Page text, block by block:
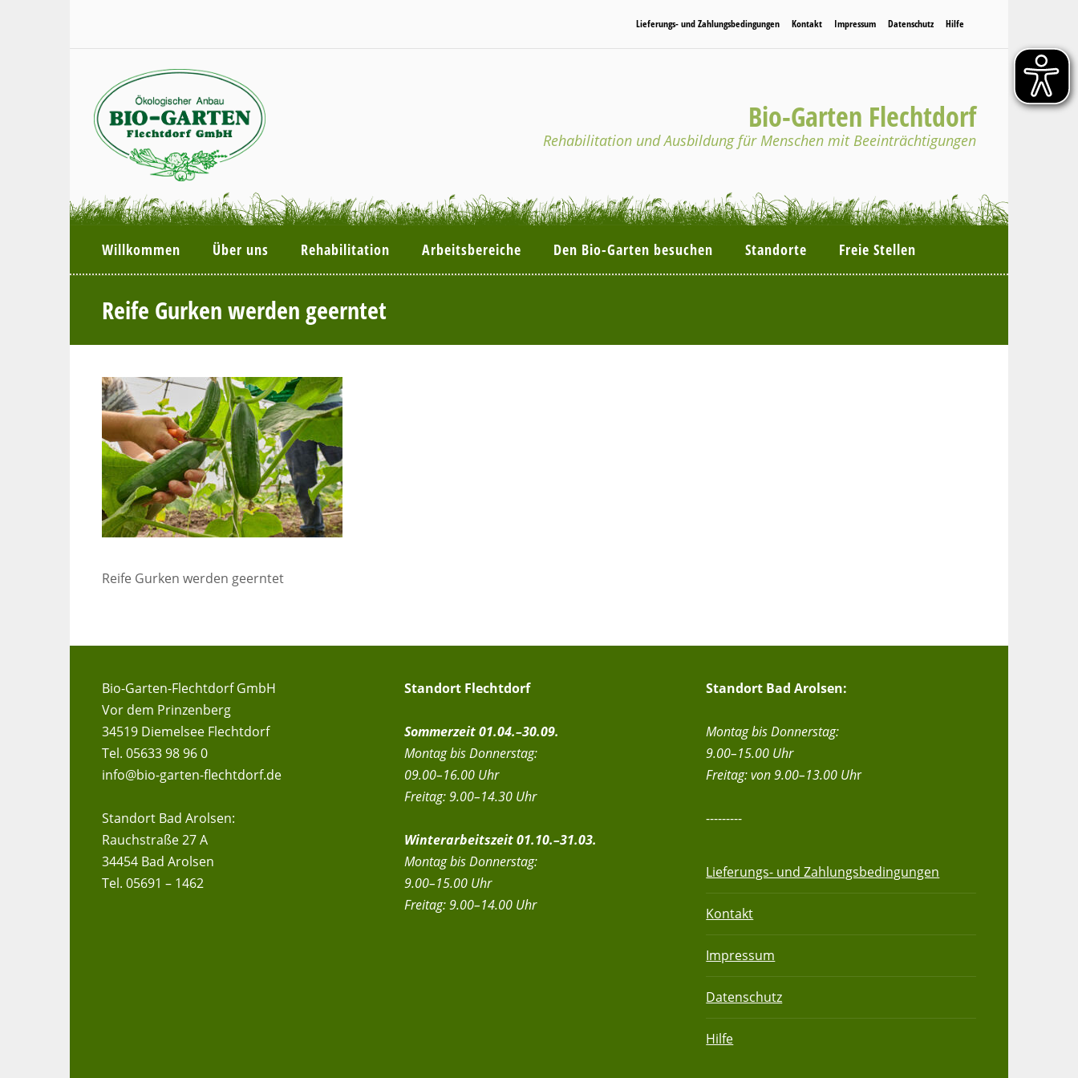
Lieferungs- und Zahlungsbedingungen Kontakt Impressum Datenschutz­ Hilfe
Bio-Garten Flechtdorf
Rehabilitation und Ausbildung für Menschen mit Beeinträchtigungen
Willkommen Über uns Rehabilitation Arbeitsbereiche Den Bio-Garten besuchen Standorte Freie Stellen
Reife Gurken werden geerntet
Reife Gurken werden geerntet
Bio-Garten-Flechtdorf GmbH
Vor dem Prinzenberg
34519 Diemelsee Flechtdorf
Tel. 05633 98 96 0
info@bio-garten-flechtdorf.de
Standort Bad Arolsen:
Rauchstraße 27 A
34454 Bad Arolsen
Tel. 05691 – 1462
Standort Flechtdorf
Sommerzeit 01.04.–30.09.
Montag bis Donnerstag:
09.00–16.00 Uhr
Freitag: 9.00–14.30 Uhr
Winterarbeitszeit 01.10.–31.03.
Montag bis Donnerstag:
9.00–15.00 Uhr
Freitag: 9.00–14.00 Uhr
Standort Bad Arolsen:
Montag bis Donnerstag:
9.00–15.00 Uhr
Freitag:von 9.00–13.00 Uhr
---------
Lieferungs- und Zahlungsbedingungen
Kontakt
Impressum
Datenschutz­
Hilfe